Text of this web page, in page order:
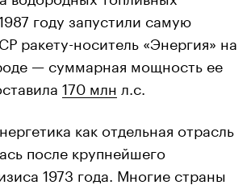
году запустили самую
ракету-носитель «Энергия» на
— суммарная мощность ее
170 млн л.с.
как отдельная отрасль
после крупнейшего
1973 года. Многие страны